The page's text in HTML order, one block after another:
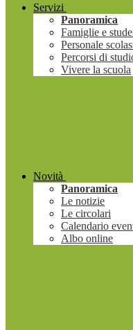
Servizi
Panoramica
Famiglie e
Personale
Percorsi di
Vivere la scuola
Novità
Panoramica
Le notizie
Le circolari
Calendario
Albo online